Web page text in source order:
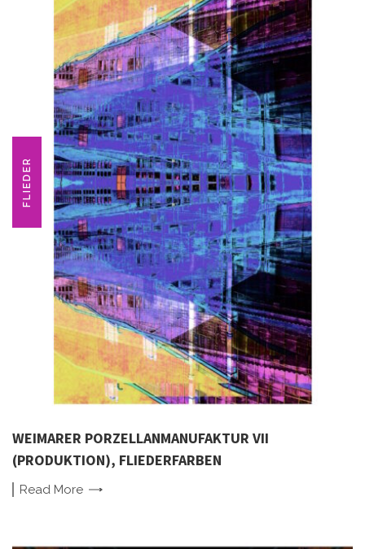
FLIEDER
WEIMARER PORZELLANMANUFAKTUR VII
(PRODUKTION), FLIEDERFARBEN
Read More